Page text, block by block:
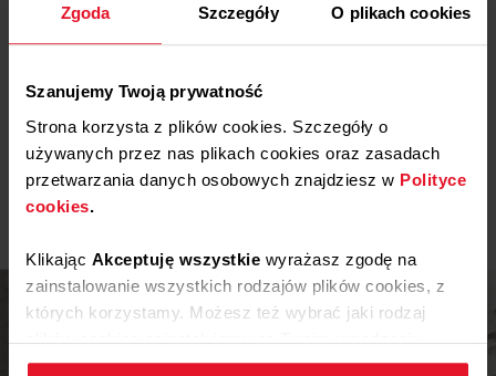
Zgoda Szczegóły O plikach cookies
Szanujemy Twoją prywatność
Strona korzysta z plików cookies. Szczegóły o
używanych przez nas plikach cookies oraz zasadach
przetwarzania danych osobowych znajdziesz w Polityce
cookies.
Klikając Akceptuję wszystkie wyrażasz zgodę na
zainstalowanie wszystkich rodzajów plików cookies, z
których korzystamy. Możesz też wybrać jaki rodzaj
plików cookies zainstalujemy na Twoim urządzeniu,
klikającZmień ustawienia.
Etykieta energetyczna Pobierz
Karta produktu
Karta produktu Pobierz
Ostrzeżenia i informacje dotyczące
bezpieczeństwa
Pobierz
Instrukcja obsługi Pobierz
Pokaż więcej